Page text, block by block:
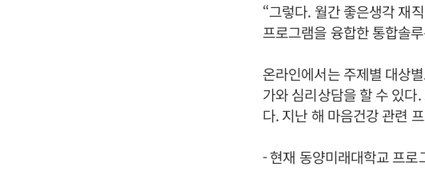
“그렇다. 월간 좋은생각 재
프로그램을 융합한 통합솔
온라인에서는 주제별 대상
가와 심리상담을 할 수 있다
다. 지난 해 마음건강 관련
- 현재 동양미래대학교 프